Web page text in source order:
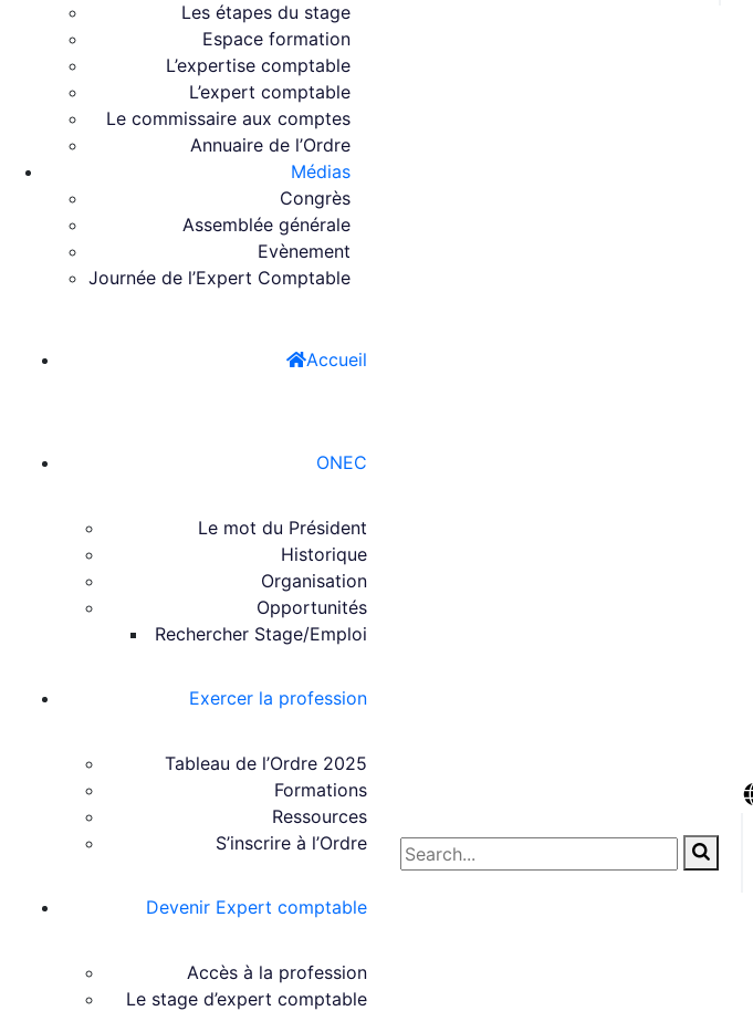
Les étapes du stage
Espace formation
L’expertise comptable
L’expert comptable
Le commissaire aux comptes
Annuaire de l’Ordre
Médias
Congrès
Assemblée générale
Evènement
Journée de l’Expert Comptable
Accueil
ONEC
Le mot du Président
Historique
Organisation
Opportunités
Rechercher Stage/Emploi
Exercer la profession
Tableau de l’Ordre 2025
Formations
Ressources
S’inscrire à l’Ordre
Devenir Expert comptable
Accès à la profession
Le stage d’expert comptable